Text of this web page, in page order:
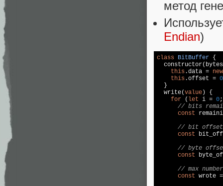
метод
Endian)
class BitBuffer {
this .data = new
this .offset = 0
  }
  write(
value ) {
for ( let i = 0
// bits
const
// bit offset
const
// byte
const
// max
const wrote